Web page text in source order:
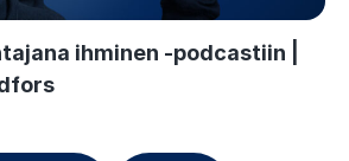
ihminen -podcastiin |